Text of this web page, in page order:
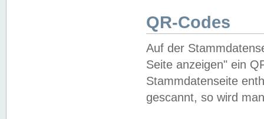
QR-Codes
Auf der
Seite anzeigen" ein
Stammdatenseite
gescannt, so wird